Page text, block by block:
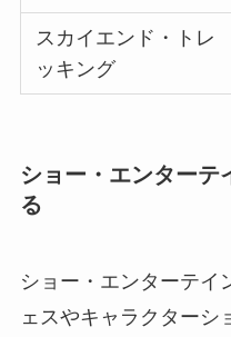
スカイエンド・トレ
ッキング
ショー・エンターテ
る
ショー・エンターテイ
ェスやキャラクターシ